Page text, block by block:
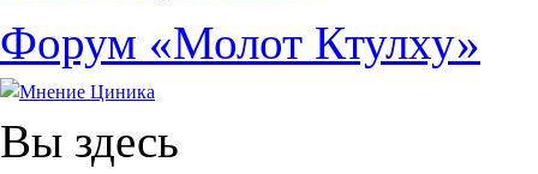
Форум «Молот Ктулху»
Вы здесь